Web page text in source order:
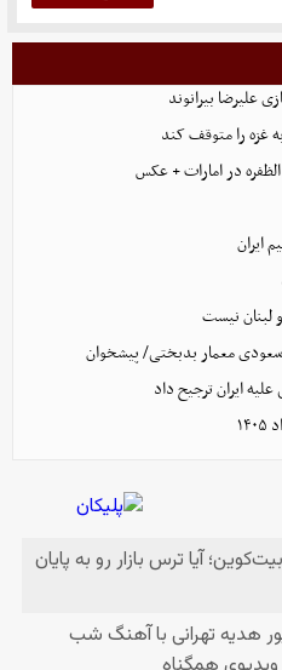
علیرضا بیرانوند
غزه را متوقف کند
در امارات + عکس
ایران
لبنان نیست
سعودی معمار بدبختی/ پیشخوان
ایران ترجیح داد